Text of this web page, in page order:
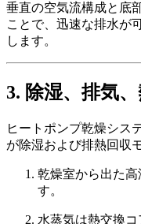
垂直の空気流構成と底
ことで、迅速な排水が
します。
3. 除湿、排気
ヒートポンプ乾燥シス
が除湿および排熱回収
乾燥室から出た
す。
水蒸気は熱交換コ